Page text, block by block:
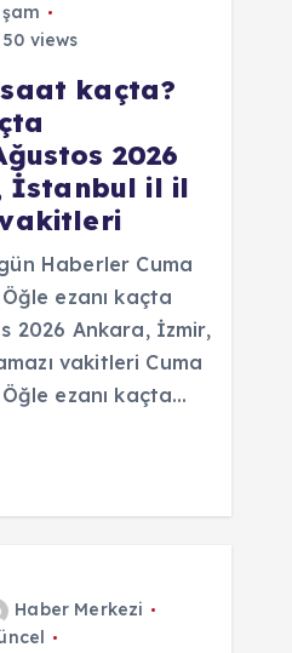
50 views
saat kaçta?
2026
İstanbul il il
vakitleri
Haberler Cuma
ezanı kaçta
2026 Ankara, İzmir,
vakitleri Cuma
ezanı kaçta…
Haber Merkezi